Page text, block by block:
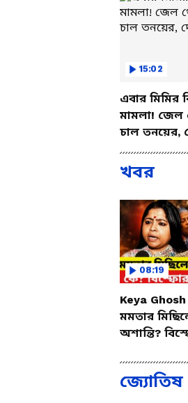
15:02
এবার মিমির
মামলা! জেল
চাল তনয়ের,
খবর
08:19
Keya
মমতার
অশান্তি?
জ্যোতিষ